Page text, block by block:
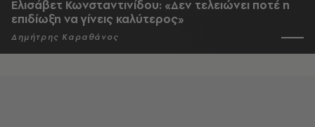
Ελισάβετ Κωνσταντινίδου: «Δεν τελειώνει ποτέ η
επιδίωξη να γίνεις καλύτερος»
Δημήτρης Καραθάνος